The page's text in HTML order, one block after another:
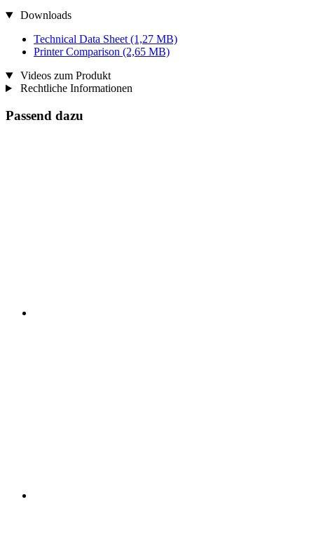
Downloads
Technical Data Sheet (1,27 MB)
Printer Comparison (2,65 MB)
Videos zum Produkt
Rechtliche Informationen
Passend dazu